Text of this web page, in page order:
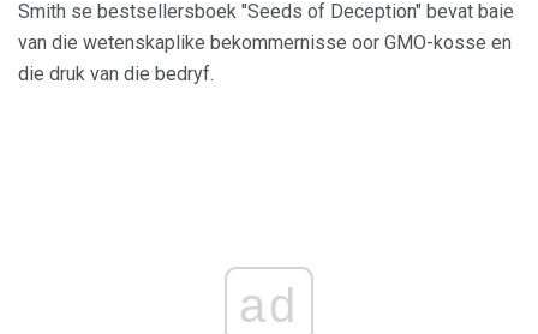
Smith se bestsellersboek "Seeds of Deception" bevat baie
van die wetenskaplike bekommernisse oor GMO-kosse en
die druk van die bedryf.
ad